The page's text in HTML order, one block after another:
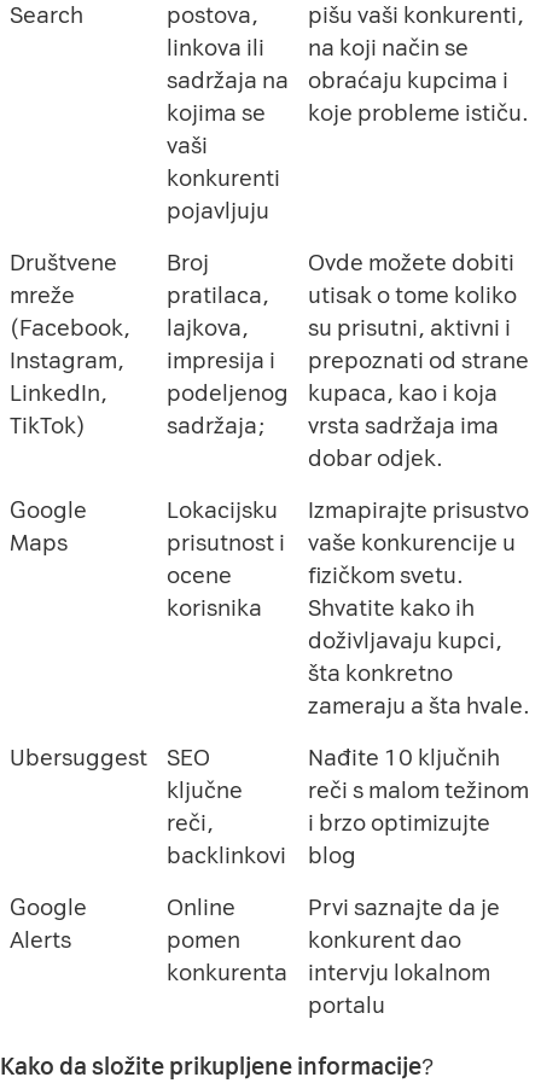
Search
postova,
linkova ili
sadržaja na
kojima se
vaši
konkurenti
pojavljuju
pišu vaši konkurenti,
na koji način se
obraćaju kupcima i
koje probleme ističu.
Društvene
mreže
(Facebook,
Instagram,
LinkedIn,
TikTok)
Broj
pratilaca,
lajkova,
impresija i
podeljenog
sadržaja;
Ovde možete dobiti
utisak o tome koliko
su prisutni, aktivni i
prepoznati od strane
kupaca, kao i koja
vrsta sadržaja ima
dobar odjek.
Google
Maps
Lokacijsku
prisutnost i
ocene
korisnika
Izmapirajte prisustvo
vaše konkurencije u
fizičkom svetu.
Shvatite kako ih
doživljavaju kupci,
šta konkretno
zameraju a šta hvale.
Ubersuggest
SEO
ključne
reči,
backlinkovi
Nađite 10 ključnih
reči s malom težinom
i brzo optimizujte
blog
Google
Alerts
Online
pomen
konkurenta
Prvi saznajte da je
konkurent dao
intervju lokalnom
portalu
Kako da složite prikupljene informacije?